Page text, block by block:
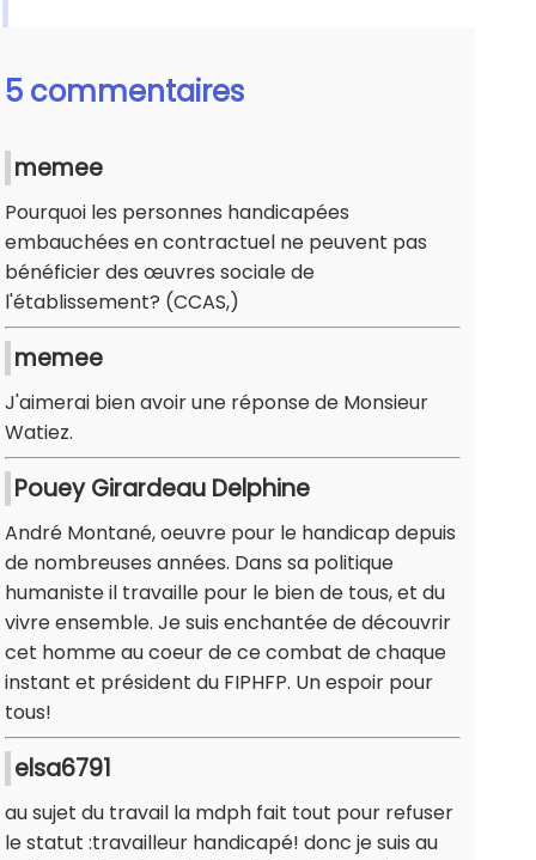
5 commentaires
memee
Pourquoi les personnes handicapées
embauchées en contractuel ne peuvent pas
bénéficier des œuvres sociale de
l'établissement? (CCAS,)
memee
J'aimerai bien avoir une réponse de Monsieur
Watiez.
Pouey Girardeau Delphine
André Montané, oeuvre pour le handicap depuis
de nombreuses années. Dans sa politique
humaniste il travaille pour le bien de tous, et du
vivre ensemble. Je suis enchantée de découvrir
cet homme au coeur de ce combat de chaque
instant et président du FIPHFP. Un espoir pour
tous!
elsa6791
au sujet du travail la mdph fait tout pour refuser
le statut :travailleur handicapé! donc je suis au